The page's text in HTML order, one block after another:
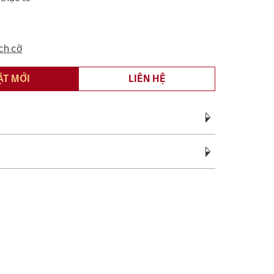
cỡ
MỚI LIÊN HỆ